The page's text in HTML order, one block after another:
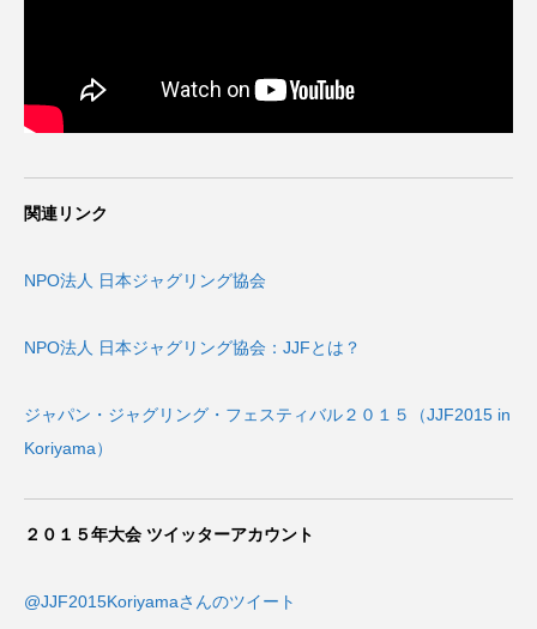
関連リンク
NPO法人 日本ジャグリング協会
NPO法人 日本ジャグリング協会：JJFとは？
ジャパン・ジャグリング・フェスティバル２０１５（JJF2015 in
Koriyama）
２０１５年大会 ツイッターアカウント
@JJF2015Koriyamaさんのツイート